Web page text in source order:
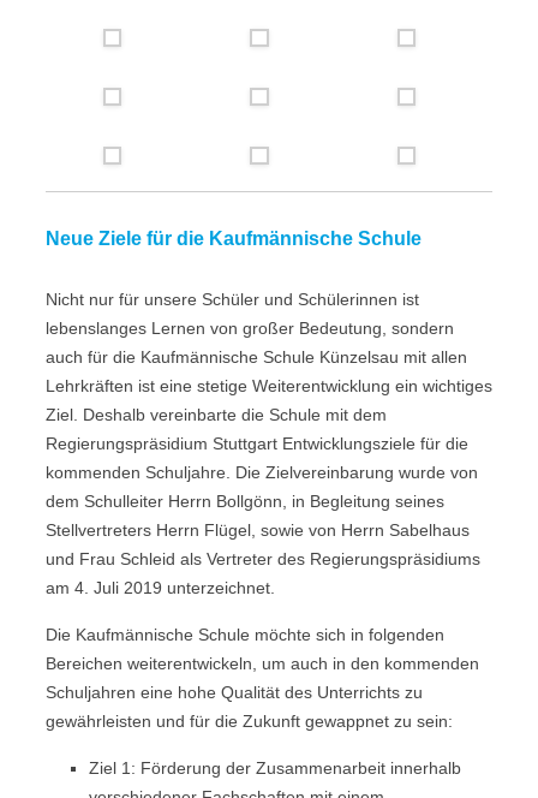
Neue Ziele für die Kaufmännische Schule
Nicht nur für unsere Schüler und Schülerinnen ist
lebenslanges Lernen von großer Bedeutung, sondern
auch für die Kaufmännische Schule Künzelsau mit allen
Lehrkräften ist eine stetige Weiterentwicklung ein wichtiges
Ziel. Deshalb vereinbarte die Schule mit dem
Regierungspräsidium Stuttgart Entwicklungsziele für die
kommenden Schuljahre. Die Zielvereinbarung wurde von
dem Schulleiter Herrn Bollgönn, in Begleitung seines
Stellvertreters Herrn Flügel, sowie von Herrn Sabelhaus
und Frau Schleid als Vertreter des Regierungspräsidiums
am 4. Juli 2019 unterzeichnet.
Die Kaufmännische Schule möchte sich in folgenden
Bereichen weiterentwickeln, um auch in den kommenden
Schuljahren eine hohe Qualität des Unterrichts zu
gewährleisten und für die Zukunft gewappnet zu sein:
Ziel 1: Förderung der Zusammenarbeit innerhalb